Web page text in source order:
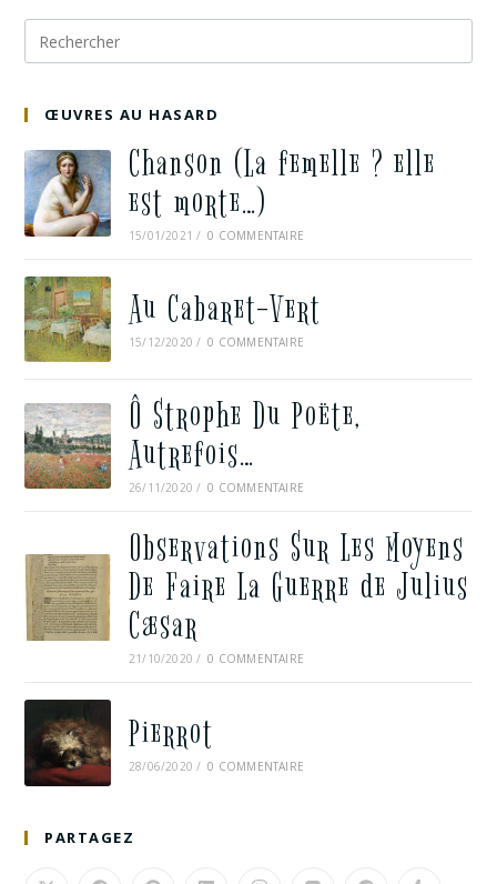
ŒUVRES AU HASARD
Chanson (La femelle ? elle
est morte…)
15/01/2021 / 0 COMMENTAIRE
Au Cabaret-Vert
15/12/2020 / 0 COMMENTAIRE
Ô Strophe Du Poëte,
Autrefois…
26/11/2020 / 0 COMMENTAIRE
Observations Sur Les Moyens
De Faire La Guerre de Julius
Cæsar
21/10/2020 / 0 COMMENTAIRE
Pierrot
28/06/2020 / 0 COMMENTAIRE
PARTAGEZ